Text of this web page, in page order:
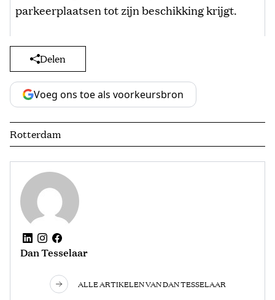
parkeerplaatsen tot zijn beschikking krijgt.
Delen
Voeg ons toe als voorkeursbron
Rotterdam
Dan Tesselaar
ALLE ARTIKELEN VAN DAN TESSELAAR